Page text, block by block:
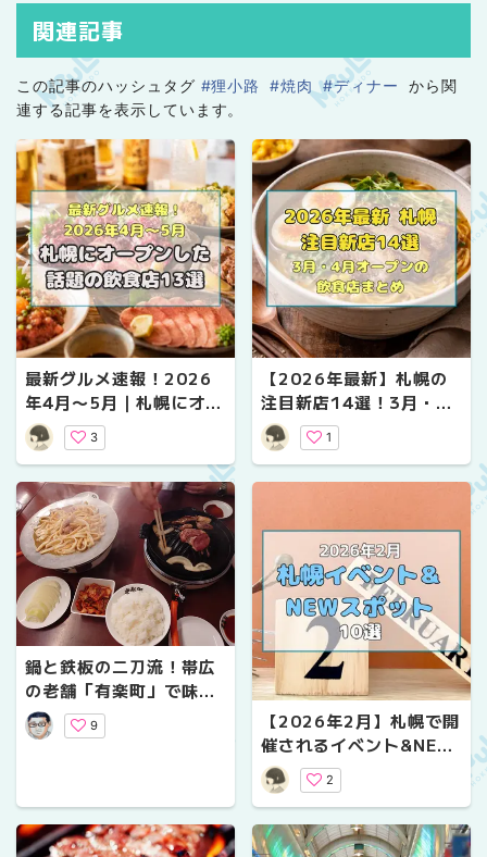
関連記事
この記事のハッシュタグ #狸小路 #焼肉 #ディナー
から関
連する記事を表示しています。
最新グルメ速報！2026
年4月〜5月｜札幌にオー
プンした話題の飲食店13
選
3
【2026年最新】札幌の
注目新店14選！3月・4
月オープンの飲食店まと
め
1
鍋と鉄板の二刀流！帯広
の老舗「有楽町」で味わ
うジンギスカンと名物み
そホルモンうどん
9
【2026年2月】札幌で開
催されるイベント&NEW
スポット10選！最新グル
メから幻想的な光の祭典
まで
2